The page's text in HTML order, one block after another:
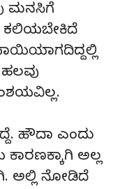
ಮನಸಿಗೆ
ಕಲಿಯಬೇಕಿದೆ
ಹೌದಾ ಎಂದು
ಅಲ್ಲ
ಅಲ್ಲಿ ನೋಡಿದೆ